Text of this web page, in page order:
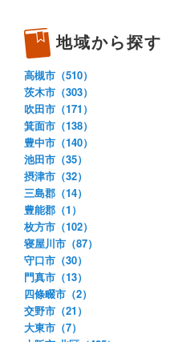
地域から探す
高槻市（510）
茨木市（303）
吹田市（171）
箕面市（138）
豊中市（140）
池田市（35）
摂津市（32）
三島郡（14）
豊能郡（1）
枚方市（102）
寝屋川市（87）
守口市（30）
門真市（13）
四條畷市（2）
交野市（21）
大東市（7）